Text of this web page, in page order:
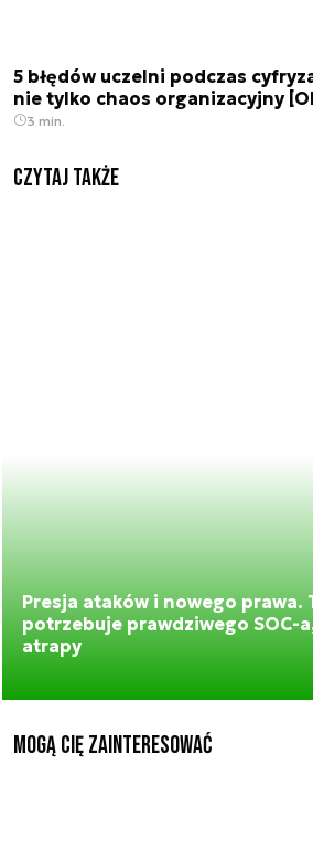
5 błędów uczelni podczas
nie tylko chaos organizacyjny
3 min.
Czytaj także
Presja ataków i nowego prawa.
potrzebuje prawdziwego SOC-
atrapy
Mogą Cię zainteresować